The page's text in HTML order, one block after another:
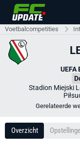
Voetbalcompetities
UEFA
Stadion Miejski
Gerelateerde
Overzicht